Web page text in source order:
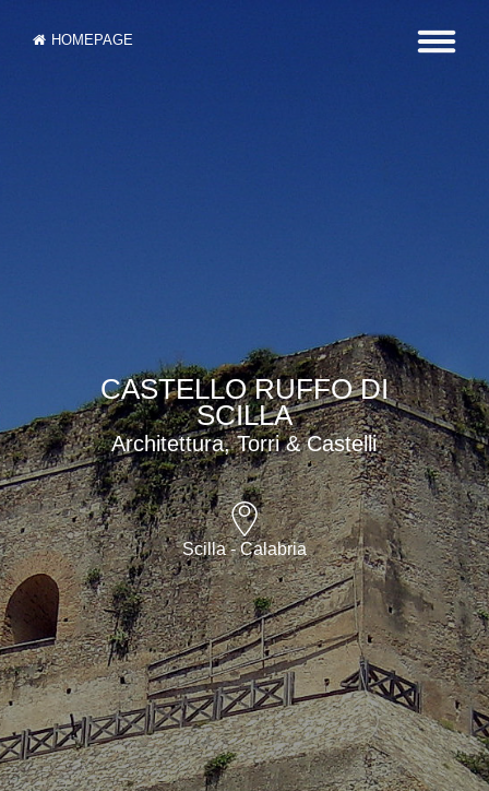
HOMEPAGE
CASTELLO RUFFO DI
SCILLA
Architettura, Torri & Castelli
Scilla - Calabria